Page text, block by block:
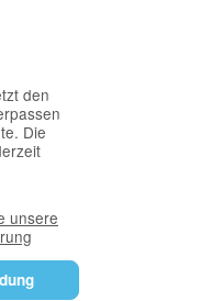
den
Die
unsere